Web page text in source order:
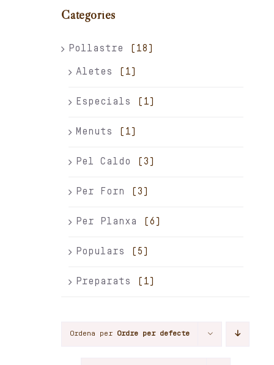
Categories
Pollastre (18)
Aletes (1)
Especials (1)
Menuts (1)
Pel Caldo (3)
Per Forn (3)
Per Planxa (6)
Populars (5)
Preparats (1)
Ordena per Ordre per defecte